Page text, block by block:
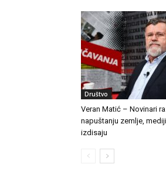
Društvo
Veran Matić – Novinari
napuštanju zemlje,
izdisaju